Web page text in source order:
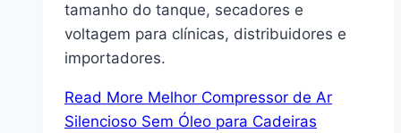
tamanho do tanque, secadores e
voltagem para clínicas, distribuidores e
importadores.
Read More Melhor Compressor de Ar
Silencioso Sem Óleo para Cadeiras